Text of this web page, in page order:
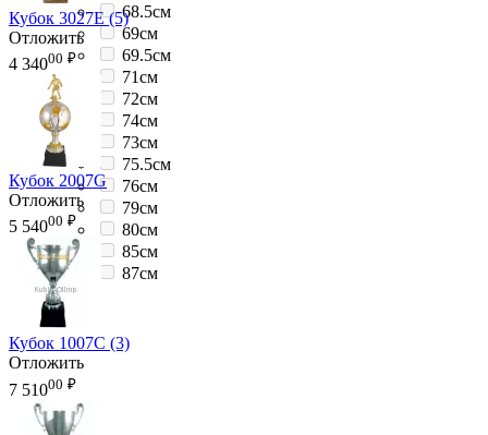
68.5см
69см
69.5см
71см
72см
74см
73см
75.5см
76см
79см
80см
85см
87см
Кубок 3027E (5)
Отложить
4 34000 ₽
Кубок 2007G
Отложить
5 54000 ₽
Кубок 1007C (3)
Отложить
7 51000 ₽